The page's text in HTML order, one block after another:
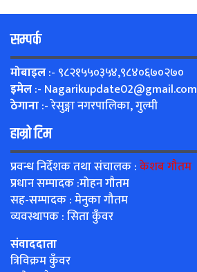
सम्पर्क
मोबाइल:- ९८२१५५०३५४,९८४०६७०२७०
इमेल:- Nagarikupdate02@gmail.com
ठेगाना:- रेसुङ्गा नगरपालिका, गुल्मी
हाम्रो टिम
प्रवन्ध निर्देशक तथा संचालक :केशब गौतम
प्रधान सम्पादक :मोहन गौतम
सह-सम्पादक : मेनुका गौतम
व्यवस्थापक : सिता कुँवर
संवाददाता
त्रिविक्रम कुँवर